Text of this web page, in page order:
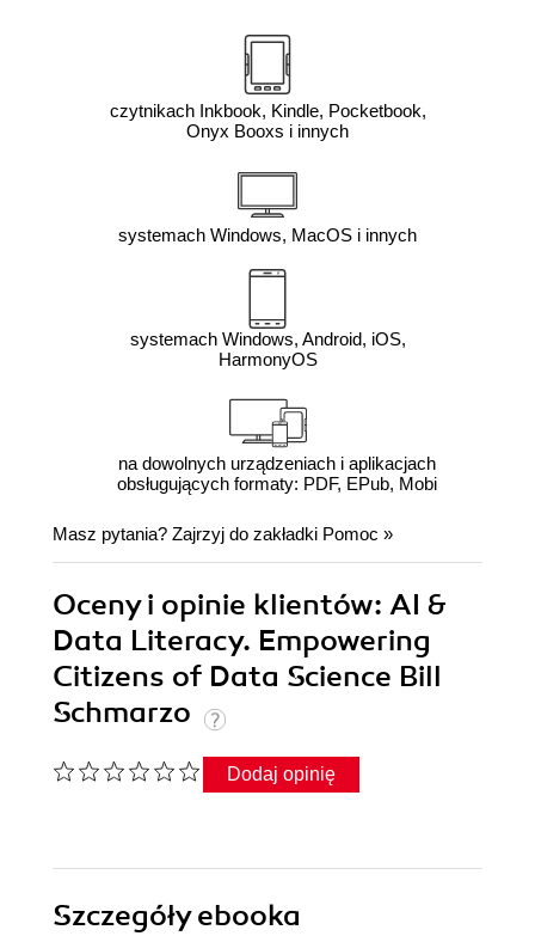
czytnikach Inkbook, Kindle, Pocketbook,
Onyx Booxs i innych
systemach Windows, MacOS i innych
systemach Windows, Android, iOS,
HarmonyOS
na dowolnych urządzeniach i aplikacjach
obsługujących formaty: PDF, EPub, Mobi
Masz pytania? Zajrzyj do zakładki Pomoc »
Oceny i opinie klientów: AI &
Data Literacy. Empowering
Citizens of Data Science Bill
Schmarzo
Dodaj opinię
Szczegółyebooka